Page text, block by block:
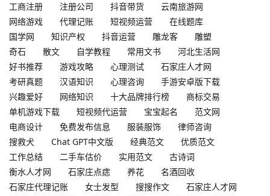
工商注册
注册公司 抖音带货
云南旅游网
网络游戏
代理记账 短视频运营
在线题库
国学网
知识产权 抖音运营 雕龙客
雕塑
奇石
散文 自学教程 常用文书
河北生活网
好书推荐
游戏攻略 心理测试
石家庄人才网
考研真题
汉语知识 心理咨询
手游安卓版下载
兴趣爱好
网络知识 十大品牌排行榜
商标交易
单机游戏下载
短视频代运营 宝宝起名
范文网
电商设计
免费发布信息 服装服饰
律师咨询
搜救犬
Chat GPT中文版 经典范文
优质范文
工作总结
二手车估价 实用范文
古诗词
衡水人才网
石家庄点痣 养花
名酒回收
石家庄代理记账
女士发型 搜搜作文
石家庄人才网